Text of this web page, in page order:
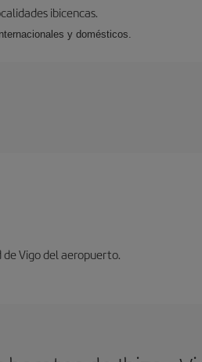
ibicencas.
y domésticos.
Vigo del aeropuerto.